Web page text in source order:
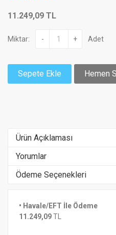
11.249,09 TL
Miktar: - + Adet
Sepete Ekle Hemen
Ürün Açıklaması
Yorumlar
Ödeme Seçenekleri
KAMPANYALI
SINIRLIDIR..
Henüz
• Havale/EFT İle Ödeme
11.249,09TL
Benzer Ürünler